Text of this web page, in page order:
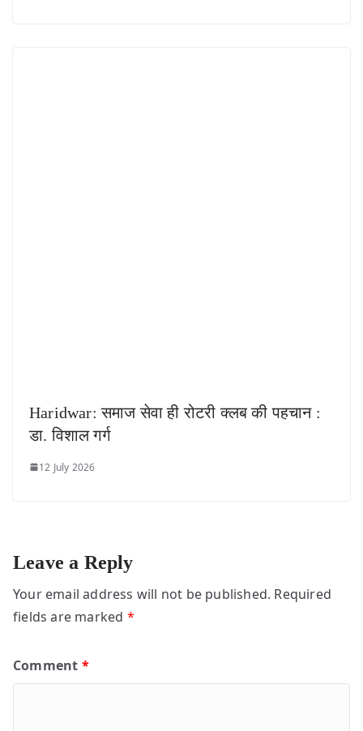
Haridwar: समाज सेवा ही रोटरी क्लब की पहचान :
डा. विशाल गर्ग
12 July 2026
Leave a Reply
Your email address will not be published. Required
fields are marked *
Comment *